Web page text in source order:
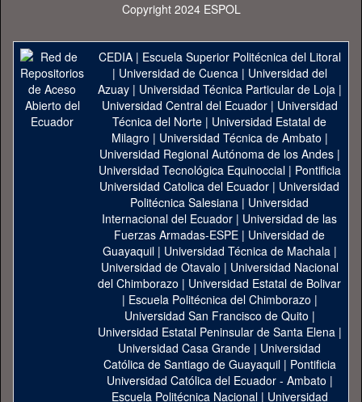
Copyright 2024 ESPOL
CEDIA| Escuela Superior Politécnica del Litoral
| Universidad de Cuenca| Universidad del
Azuay| Universidad Técnica Particular de Loja|
Universidad Central del Ecuador| Universidad
Técnica del Norte | Universidad Estatal de
Milagro | Universidad Técnica de Ambato |
Universidad Regional Autónoma de los Andes|
Universidad Tecnológica Equinoccial| Pontificia
Universidad Catolica del Ecuador | Universidad
Politécnica Salesiana | Universidad
Internacional del Ecuador | Universidad de las
Fuerzas Armadas-ESPE | Universidad de
Guayaquil| Universidad Técnica de Machala|
Universidad de Otavalo | Universidad Nacional
del Chimborazo | Universidad Estatal de Bolivar
| Escuela Politécnica del Chimborazo |
Universidad San Francisco de Quito |
Universidad Estatal Peninsular de Santa Elena|
Universidad Casa Grande | Universidad
Católica de Santiago de Guayaquil| Pontificia
Universidad Católica del Ecuador - Ambato |
Escuela Politécnica Nacional| Universidad